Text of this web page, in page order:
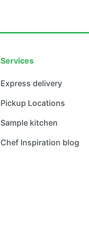
Services
Express delivery
Pickup Locations
Sample kitchen
Chef Inspiration blog